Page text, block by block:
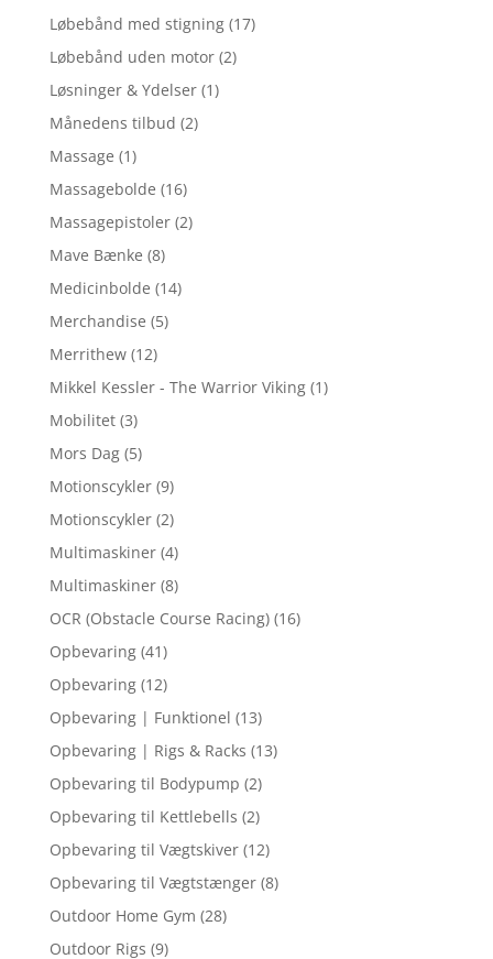
Løbebånd med stigning (17)
Løbebånd uden motor (2)
Løsninger & Ydelser (1)
Månedens tilbud (2)
Massage (1)
Massagebolde (16)
Massagepistoler (2)
Mave Bænke (8)
Medicinbolde (14)
Merchandise (5)
Merrithew (12)
Mikkel Kessler - The Warrior Viking (1)
Mobilitet (3)
Mors Dag (5)
Motionscykler (9)
Motionscykler (2)
Multimaskiner (4)
Multimaskiner (8)
OCR (Obstacle Course Racing) (16)
Opbevaring (41)
Opbevaring (12)
Opbevaring | Funktionel (13)
Opbevaring | Rigs & Racks (13)
Opbevaring til Bodypump (2)
Opbevaring til Kettlebells (2)
Opbevaring til Vægtskiver (12)
Opbevaring til Vægtstænger (8)
Outdoor Home Gym (28)
Outdoor Rigs (9)